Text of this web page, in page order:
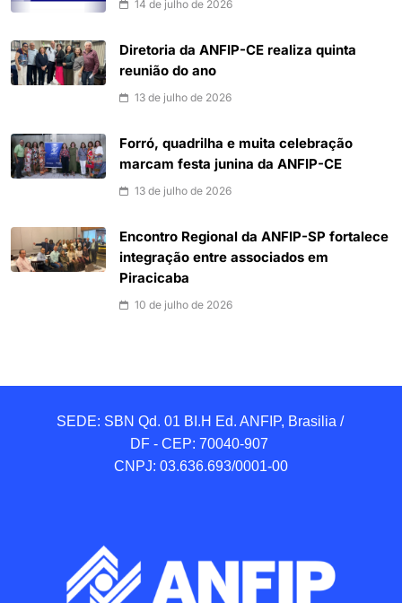
14 de julho de 2026
Diretoria da ANFIP-CE realiza quinta
reunião do ano
13 de julho de 2026
Forró, quadrilha e muita celebração
marcam festa junina da ANFIP-CE
13 de julho de 2026
Encontro Regional da ANFIP-SP fortalece
integração entre associados em
Piracicaba
10 de julho de 2026
SEDE: SBN Qd. 01 BI.H Ed. ANFIP, Brasilia /
DF - CEP: 70040-907
CNPJ: 03.636.693/0001-00